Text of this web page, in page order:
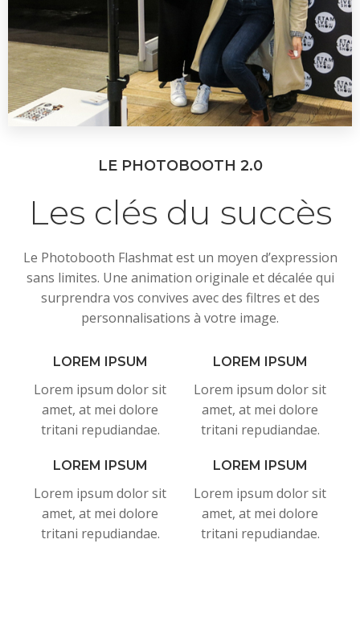
LE PHOTOBOOTH 2.0
Les clés du succès
Le Photobooth Flashmat est un moyen d’expression
sans limites. Une animation originale et décalée qui
surprendra vos convives avec des filtres et des
personnalisations à votre image.
LOREM IPSUM
Lorem ipsum dolor sit
amet, at mei dolore
tritani repudiandae.
LOREM IPSUM
Lorem ipsum dolor sit
amet, at mei dolore
tritani repudiandae.
LOREM IPSUM
Lorem ipsum dolor sit
amet, at mei dolore
tritani repudiandae.
LOREM IPSUM
Lorem ipsum dolor sit
amet, at mei dolore
tritani repudiandae.